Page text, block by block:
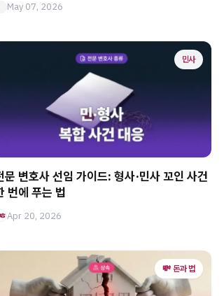
May 07, 2026
민사
문 변호사 선임 가이드: 형사·민사 꼬인 사건
번에 푸는 법
Apr 20, 2026
💸 돈과 법